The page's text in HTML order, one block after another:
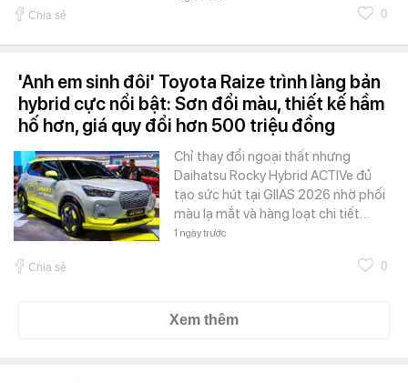
Chia sẻ 0
'Anh em sinh đôi' Toyota Raize trình làng bản
hybrid cực nổi bật: Sơn đổi màu, thiết kế hầm
hố hơn, giá quy đổi hơn 500 triệu đồng
Chỉ thay đổi ngoại thất nhưng
Daihatsu Rocky Hybrid ACTIVe đủ
tạo sức hút tại GIIAS 2026 nhờ phối
màu lạ mắt và hàng loạt chi tiết…
1 ngày trước
Chia sẻ 0
Xem thêm